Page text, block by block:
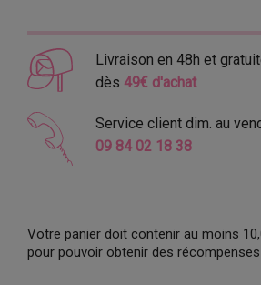
Livraison en 48h et
dès 49€ d'achat
Service client dim. au
09 84 02 18 38
Votre panier doit contenir au moins
pour pouvoir obtenir des